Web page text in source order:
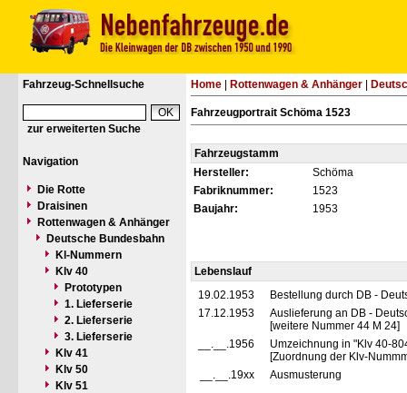
Fahrzeug-Schnellsuche
zur erweiterten Suche
Navigation
Die Rotte
Draisinen
Rottenwagen & Anhänger
Deutsche Bundesbahn
Kl-Nummern
Klv 40
Prototypen
1. Lieferserie
2. Lieferserie
3. Lieferserie
Klv 41
Klv 50
Klv 51
Home Rottenwagen & Anhänger
Fahrzeugportrait Schöma 1523
Fahrzeugstamm
Hersteller:
Schöma
Fabriknummer:
1523
Baujahr:
1953
Lebenslauf
19.02.1953
Bestellung durch DB -
17.12.1953
Auslieferung an DB -
[weitere Nummer 44 M 24]
__.__.1956
Umzeichnung in "Klv 40-
[Zuordnung der Klv-
__.__.19xx
Ausmusterung